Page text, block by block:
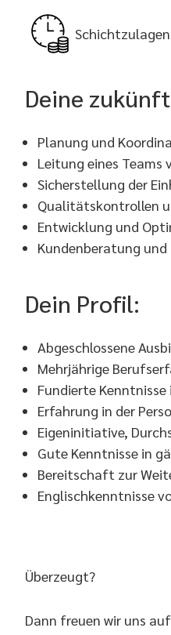
Schichtzulagen
Deine
Planung und
Leitung eines Teams
Sicherstellung der
Qualitätskontrollen
Entwicklung und
Kundenberatung
Dein Profil:
Abgeschlossene
Mehrjährige
Fundierte
Erfahrung in der
Eigeninitiative,
Gute Kenntnisse in
Bereitschaft zur
Englischkenntnisse
Überzeugt?
Dann freuen wir uns